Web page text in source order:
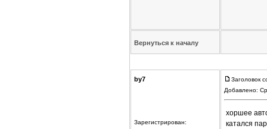
Вернуться к началу
by7
Зарегистрирован:
Заголовок
Добавлено:
хоршее
катался